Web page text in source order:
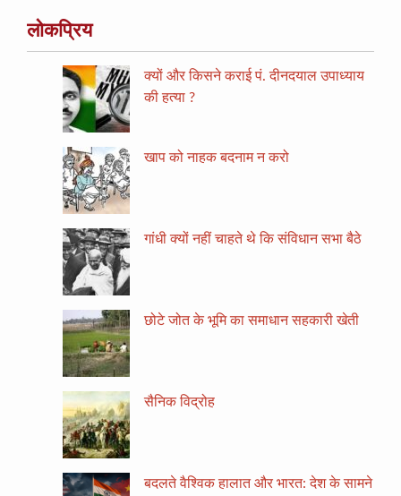
लोकप्रिय
क्यों और किसने कराई पं. दीनदयाल उपाध्याय
की हत्या ?
खाप को नाहक बदनाम न करो
गांधी क्यों नहीं चाहते थे कि संविधान सभा बैठे
छोटे जोत के भूमि का समाधान सहकारी खेती
सैनिक विद्रोह
बदलते वैश्विक हालात और भारत: देश के सामने